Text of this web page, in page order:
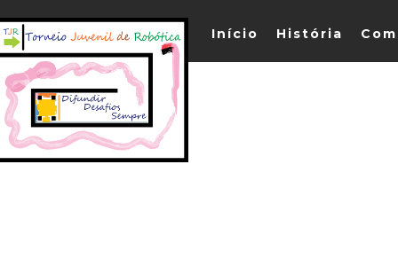
Início História